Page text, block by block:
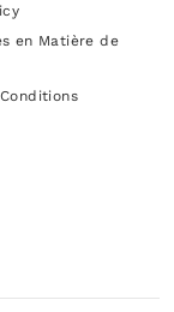
en Matière de